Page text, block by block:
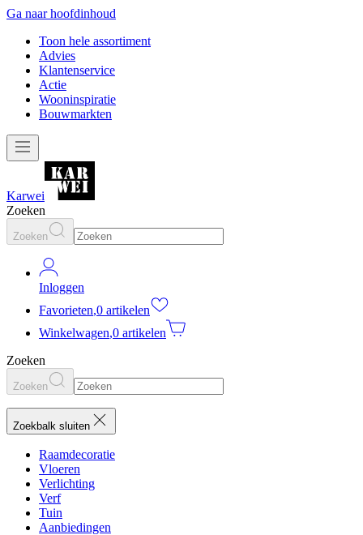
Ga naar hoofdinhoud
Toon hele assortiment
Advies
Klantenservice
Actie
Wooninspiratie
Bouwmarkten
Karwei
Zoeken
Zoeken
Inloggen
Favorieten,0 artikelen
Winkelwagen,0 artikelen
Zoeken
Zoeken
Zoekbalk sluiten
Raamdecoratie
Vloeren
Verlichting
Verf
Tuin
Aanbiedingen